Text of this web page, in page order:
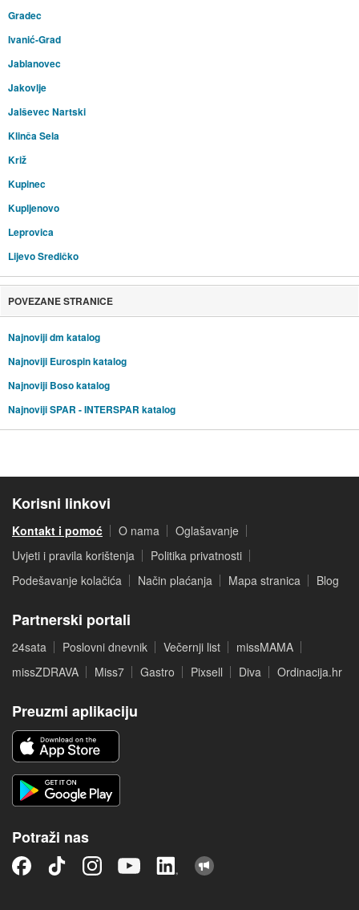
Gradec
Ivanić-Grad
Jablanovec
Jakovlje
Jalševec Nartski
Klinča Sela
Križ
Kupinec
Kupljenovo
Leprovica
Lijevo Sredičko
POVEZANE STRANICE
Najnoviji dm katalog
Najnoviji Eurospin katalog
Najnoviji Boso katalog
Najnoviji SPAR - INTERSPAR katalog
Korisni linkovi
Kontakt i pomoć O nama
Oglašavanje
Uvjeti i pravila korištenja
Politika privatnosti
Podešavanje kolačića
Način plaćanja Mapa stranica Blog
Partnerski portali
24sata Poslovni dnevnik Večernji list
missMAMA
missZDRAVA
Miss7 Gastro Pixsell Diva Ordinacija.hr
Preuzmi aplikaciju
Potraži nas